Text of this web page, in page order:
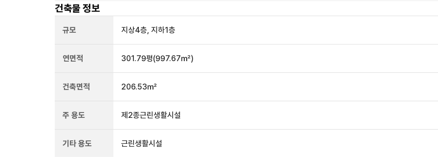
건축물 정보
규모 지상4층, 지하1층
연면적 301.79평(997.67㎡)
건축면적 206.53㎡
주 용도 제2종근린생활시설
기타 용도 근린생활시설